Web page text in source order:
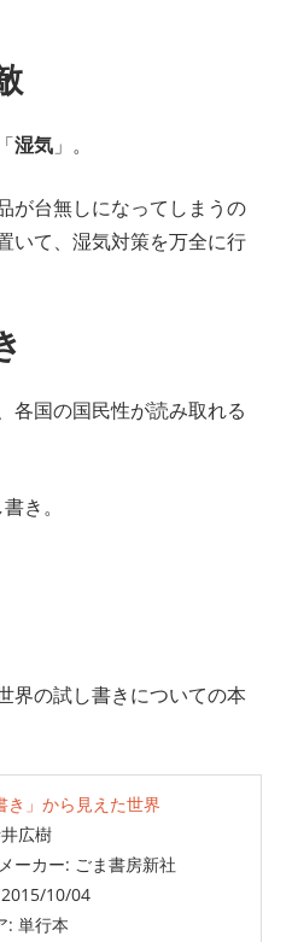
湿気」。
が台無しになってしまうの
いて、湿気対策を万全に行
各国の国民性が読み取れる
き。
界の試し書きについての本
き」から見えた世界
広樹
ーカー: ごま書房新社
2015/10/04
: 単行本